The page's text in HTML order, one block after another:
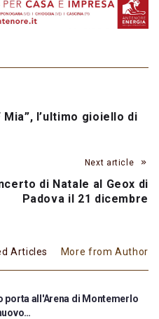
Mia”, l’ultimo gioiello di
Next article
di Natale al Geox di
Padova il 21 dicembre
Articles More from Author
porta all'Arena di Montemerlo